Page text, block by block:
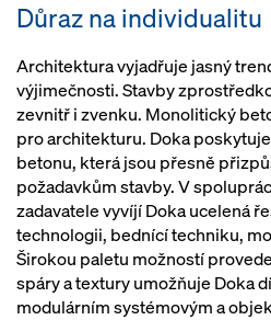
Důraz na individualitu
Architektura vyjadřuje jasný
výjimečnosti. Stavby
zevnitř i zvenku. Monolitický
pro architekturu. Doka
betonu, která jsou přesně
požadavkům stavby. V
zadavatele vyvíjí Doka ucelená
technologii, bednící techniku,
Širokou paletu možností
spáry a textury umožňuje Doka
modulárním systémovým a